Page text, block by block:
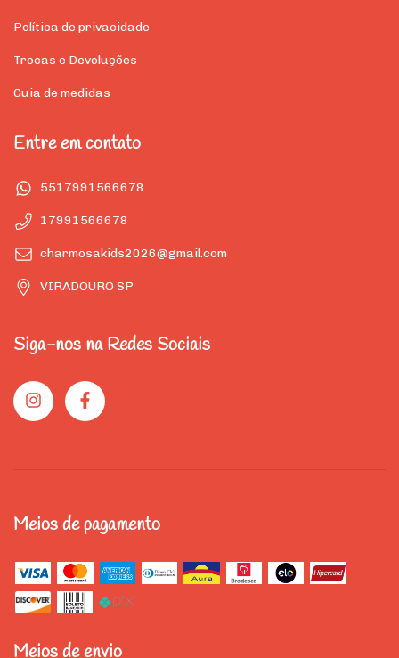
Política de privacidade
Trocas e Devoluções
Guia de medidas
Entre em contato
5517991566678
17991566678
charmosakids2026@gmail.com
VIRADOURO SP
Siga-nos na Redes Sociais
Meios de pagamento
Meios de envio